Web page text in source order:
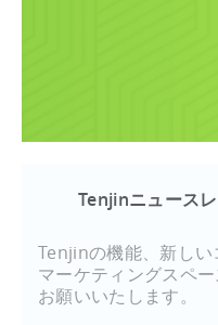
Tenjinニュース
Tenjinの機能、新し
マーケティングスペ
お願いいたします。